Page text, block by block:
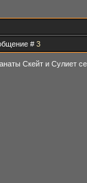
# 3
Скейт и Сулиет